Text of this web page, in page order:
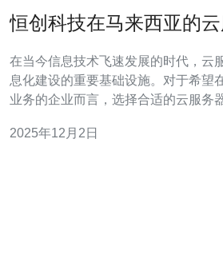
恒创科技在马来西亚的
在当今信息技术飞速发展的时代，云
息化建设的重要基础设施。对于希望
业务的企业而言，选择合适的云服务
众多企业的首选。本文将对恒创科技
2025年12月2日